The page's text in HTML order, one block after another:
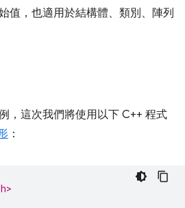
值，也適用於結構體、類別、陣列
，這次我們將使用以下 C++ 程式
：